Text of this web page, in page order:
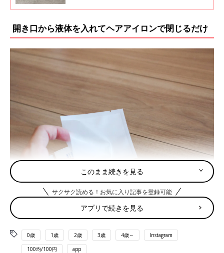
危険も。そんな「思いがけない事故」から防い
バー」。より安全に気を配った使い方を詳しく
ご紹介します。
開き口から液体を入れてヘアアイロンで閉じるだけ
こちらがセリアの「熱圧着パウチ容器」です。必要な分だけ小分
けにできるパウチ容器で、トラベルコーナーで見つけることがで
きます。
袋状になっている熱圧着パウチ容器は、反対側に手で開封しやす
くなるカットがなされています。
このまま続きを見る
サクサク読める！お気に入り記事を登録可能
アプリで続きを見る
0歳 1歳 2歳 3歳 4歳～ Instagram
100均/100円 app